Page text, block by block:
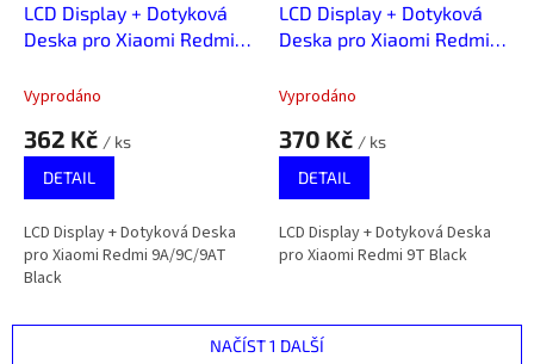
LCD Display + Dotyková
Deska pro Xiaomi Redmi
Vyprodáno
362 Kč / ks
DETAIL
LCD Display + Dotyková Deska
pro Xiaomi Redmi 9A/9C/9AT
Black
LCD Display + Dotyková
Deska pro Xiaomi Redmi
Vyprodáno
370 Kč / ks
DETAIL
LCD Display + Dotyková Deska
pro Xiaomi Redmi 9T Black
NAČÍST 1 DALŠÍ